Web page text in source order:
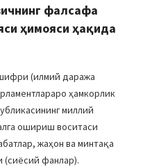
фалсафа
ҳимояси ҳақида
(илмий даража
ҳамкорлик
миллий
ошириш воситаси
жаҳон ва минтақа
(сиёсий фанлар).